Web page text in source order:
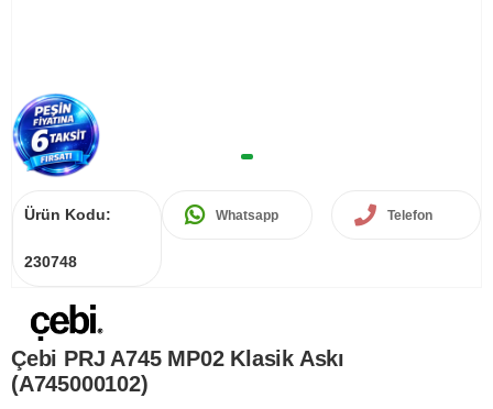
Ürün Kodu:
230748
Whatsapp Telefon
Çebi PRJ A745 MP02 Klasik Askı
(A745000102)